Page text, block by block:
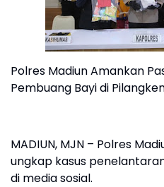
Polres Madiun Amankan
Pembuang Bayi di
MADIUN, MJN – Polres
ungkap kasus
di media sosial.